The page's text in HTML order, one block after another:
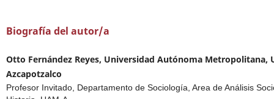
Biografía del autor/a
Otto Fernández Reyes, Universidad Autónoma Metropolitana,
Azcapotzalco
Profesor Invitado, Departamento de Sociología, Area de Análisis